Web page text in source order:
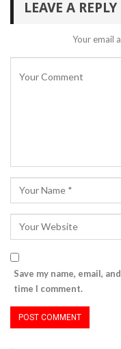
LEAVE A REPLY
Your email
Save my name, email,
time I comment.